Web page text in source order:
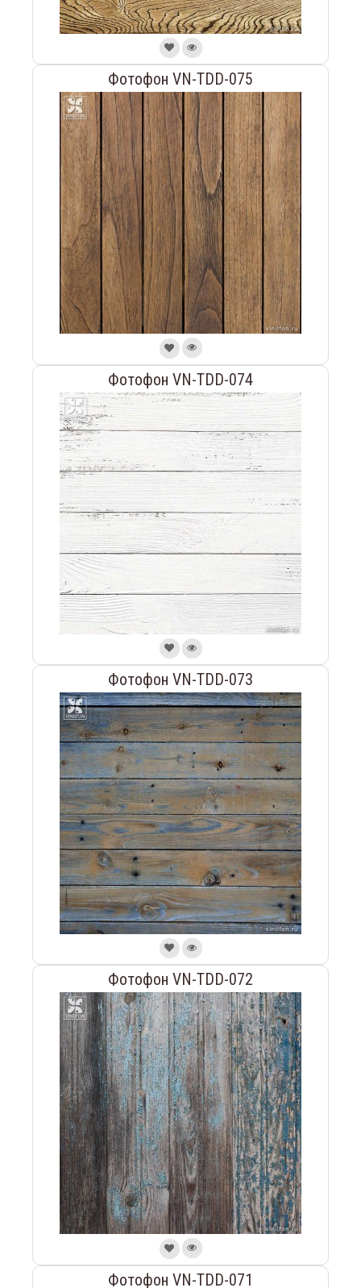
Фотофон VN-TDD-075
Фотофон VN-TDD-074
Фотофон VN-TDD-073
Фотофон VN-TDD-072
Фотофон VN-TDD-071